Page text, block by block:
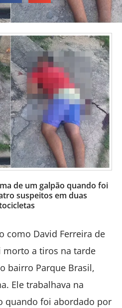
de um galpão quando foi
suspeitos em duas
como David Ferreira de
morto a tiros na tarde
bairro Parque Brasil,
Ele trabalhava na
quando foi abordado por